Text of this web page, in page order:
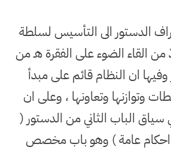
الدستور الى التأسيس لسلطة
من القاء الضوء على الفقرة هـ من
ان النظام قائم على مبدأ
وتوازنها وتعاونها ، وعلى ان
في سياق الباب الثاني من الدستور (
عامة ) وهو باب مخصص